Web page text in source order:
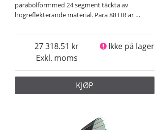
parabolformmed 24 segment täckta av
högreflekterande material. Para 88 HR är …
Exkl. moms
27 318.51 Ikke på lager
KJØP